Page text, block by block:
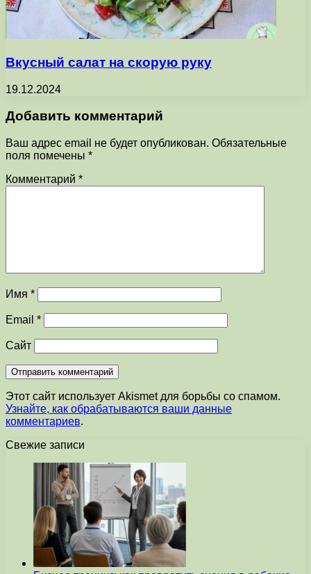
Вкусный салат на скорую руку
19.12.2024
Добавить комментарий
Ваш адрес email не будет опубликован. Обязательные
поля помечены *
Комментарий *
Имя *
Email *
Сайт
Этот сайт использует Akismet для борьбы со спамом.
Узнайте, как обрабатываются ваши данные
комментариев.
Свежие записи